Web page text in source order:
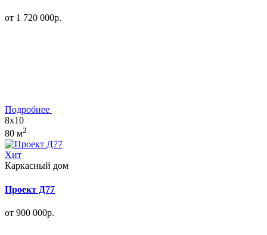
от 1 720 000р.
Подробнее
8x10
80 м2
Хит
Каркасный дом
Проект Д77
от 900 000р.